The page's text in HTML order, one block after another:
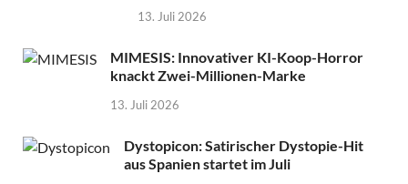
13. Juli 2026
MIMESIS: Innovativer KI-Koop-Horror
knackt Zwei-Millionen-Marke
13. Juli 2026
Dystopicon: Satirischer Dystopie-Hit
aus Spanien startet im Juli